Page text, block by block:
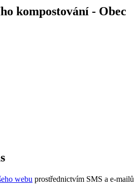
kompostování - Obec
webu prostřednictvím SMS a e-mailů